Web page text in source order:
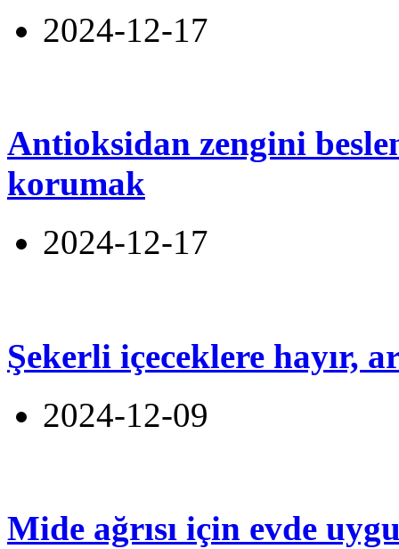
2024-12-17
Antioksidan zengini
korumak
2024-12-17
Şekerli içeceklere hayır,
2024-12-09
Mide ağrısı için evde